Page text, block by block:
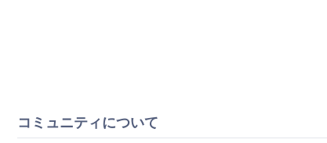
コミュニティについて